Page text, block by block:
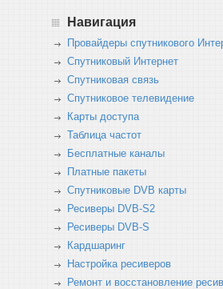
Навигация
Провайдеры спутникового
Спутниковый Интернет
Спутниковая связь
Спутниковое телевидение
Карты доступа
Таблица частот
Бесплатные каналы
Платные пакеты
Спутниковые DVB карты
Ресиверы DVB-S2
Ресиверы DVB-S
Кардшаринг
Настройка ресиверов
Ремонт и восстановление